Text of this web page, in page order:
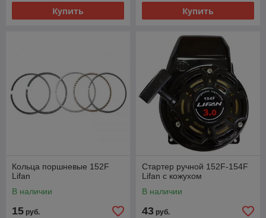
Купить Купить
Кольца поршневые 152F
Lifan
В наличии
15 руб.
Стартер ручной 152F-154F
Lifan с кожухом
В наличии
43 руб.